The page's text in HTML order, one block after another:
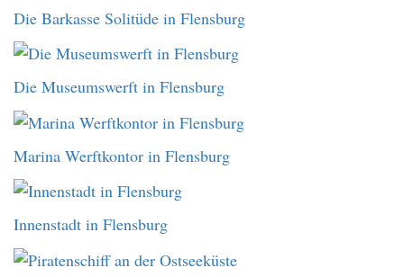
Die Barkasse Solitüde in Flensburg
Die Museumswerft in Flensburg
Marina Werftkontor in Flensburg
Innenstadt in Flensburg